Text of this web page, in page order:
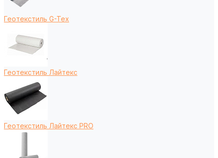
Геотекстиль G-Tex
Геотекстиль Лайтекс
Геотекстиль Лайтекс PRO